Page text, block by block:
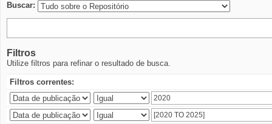
Buscar:
Filtros
Utilize filtros para refinar o resultado de busca.
Filtros correntes: